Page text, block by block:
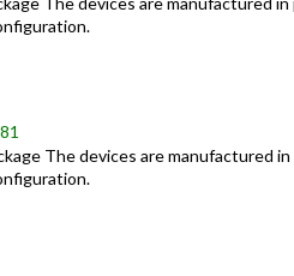
The devices are manufactured in